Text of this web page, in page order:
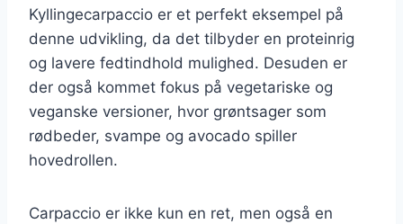
Kyllingecarpaccio er et perfekt eksempel på
denne udvikling, da det tilbyder en proteinrig
og lavere fedtindhold mulighed. Desuden er
der også kommet fokus på vegetariske og
veganske versioner, hvor grøntsager som
rødbeder, svampe og avocado spiller
hovedrollen.
Carpaccio er ikke kun en ret, men også en